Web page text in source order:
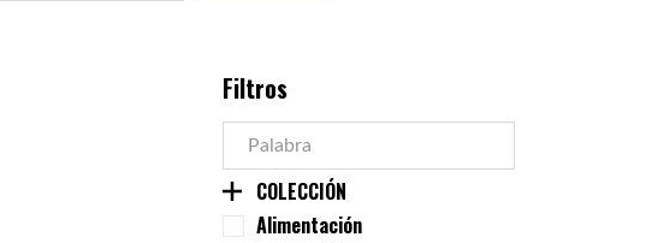
Filtros
COLECCIÓN
Alimentación